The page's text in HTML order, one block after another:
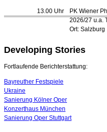
Festspiele
17. Juli 2026 - 18:03 Uhr
16. Juli 2026 - 22:49 Uhr
Quatuor Ebène wird mit
04. August 2026 - 13:30 Uhr
13.00 Uhr
PK Wiener
2026/27 u.a.
Ort: Salzburg
Developing Stories
Fortlaufende Berichterstattung:
Bayreuther Festspiele
Ukraine
Sanierung Kölner Oper
Konzerthaus München
Sanierung Oper Stuttgart